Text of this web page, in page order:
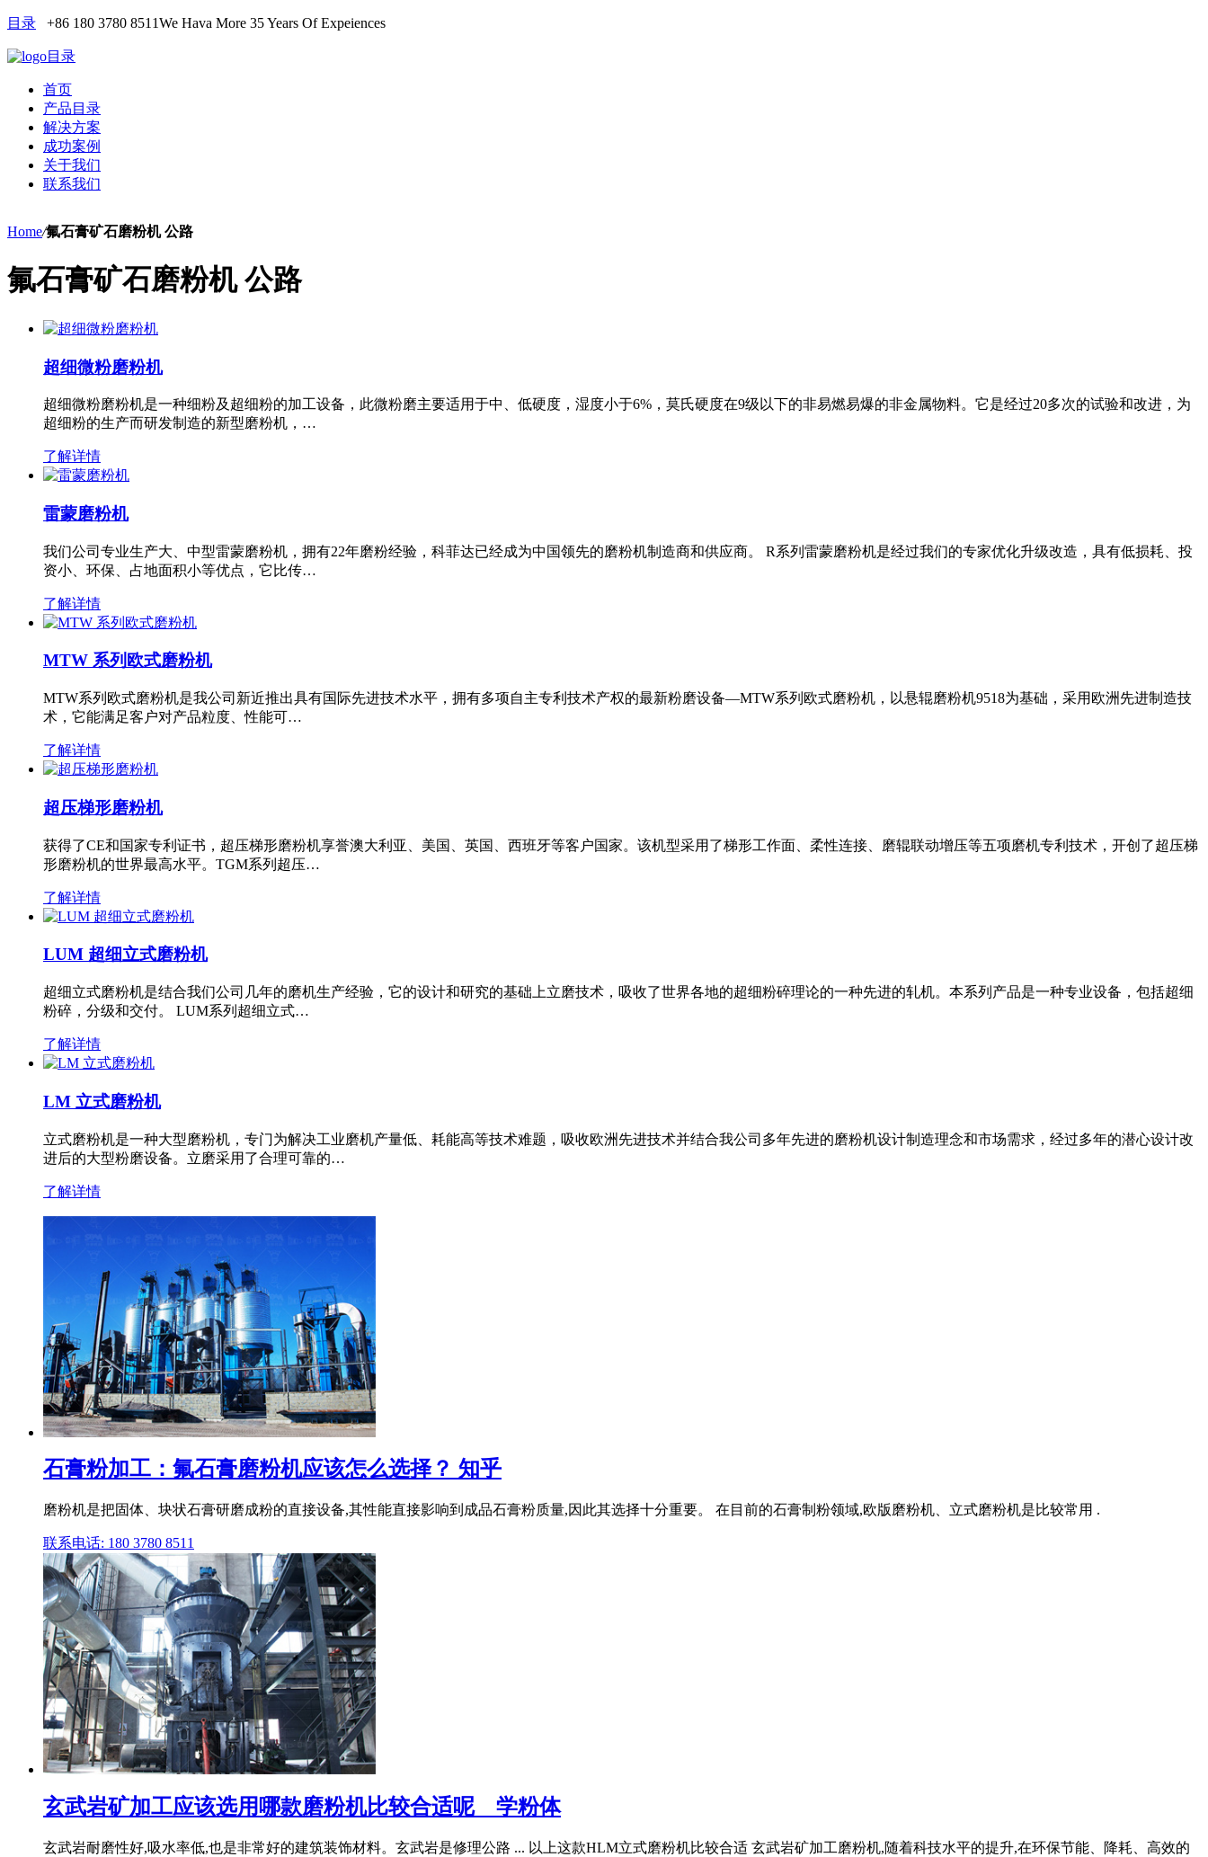
目录 +86 180 3780 8511We Hava More 35 Years Of Expeiences
目录
首页
产品目录
解决方案
成功案例
关于我们
联系我们
Home/氟石膏矿石磨粉机 公路
氟石膏矿石磨粉机 公路
超细微粉磨粉机
超细微粉磨粉机是一种细粉及超细粉的加工设备，此微粉磨主要适用于中、低硬度，湿度小于6%，莫氏硬度在9级以下的非易燃易爆的非金属物料。它是经过20多次的试验和改进，为
超细粉的生产而研发制造的新型磨粉机，…
了解详情
雷蒙磨粉机
我们公司专业生产大、中型雷蒙磨粉机，拥有22年磨粉经验，科菲达已经成为中国领先的磨粉机制造商和供应商。 R系列雷蒙磨粉机是经过我们的专家优化升级改造，具有低损耗、投
资小、环保、占地面积小等优点，它比传…
了解详情
MTW 系列欧式磨粉机
MTW系列欧式磨粉机是我公司新近推出具有国际先进技术水平，拥有多项自主专利技术产权的最新粉磨设备—MTW系列欧式磨粉机，以悬辊磨粉机9518为基础，采用欧洲先进制造技
术，它能满足客户对产品粒度、性能可…
了解详情
超压梯形磨粉机
获得了CE和国家专利证书，超压梯形磨粉机享誉澳大利亚、美国、英国、西班牙等客户国家。该机型采用了梯形工作面、柔性连接、磨辊联动增压等五项磨机专利技术，开创了超压梯
形磨粉机的世界最高水平。TGM系列超压…
了解详情
LUM 超细立式磨粉机
超细立式磨粉机是结合我们公司几年的磨机生产经验，它的设计和研究的基础上立磨技术，吸收了世界各地的超细粉碎理论的一种先进的轧机。本系列产品是一种专业设备，包括超细
粉碎，分级和交付。 LUM系列超细立式…
了解详情
LM 立式磨粉机
立式磨粉机是一种大型磨粉机，专门为解决工业磨机产量低、耗能高等技术难题，吸收欧洲先进技术并结合我公司多年先进的磨粉机设计制造理念和市场需求，经过多年的潜心设计改
进后的大型粉磨设备。立磨采用了合理可靠的…
了解详情
石膏粉加工：氟石膏磨粉机应该怎么选择？ 知乎
磨粉机是把固体、块状石膏研磨成粉的直接设备,其性能直接影响到成品石膏粉质量,因此其选择十分重要。 在目前的石膏制粉领域,欧版磨粉机、立式磨粉机是比较常用 .
联系电话: 180 3780 8511
玄武岩矿加工应该选用哪款磨粉机比较合适呢 _ 学粉体
玄武岩耐磨性好,吸水率低,也是非常好的建筑装饰材料。玄武岩是修理公路 ... 以上这款HLM立式磨粉机比较合适 玄武岩矿加工磨粉机,随着科技水平的提升,在环保节能、降耗、高效的